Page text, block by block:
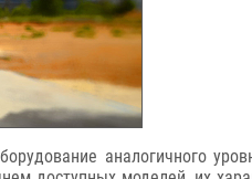
аналогичного